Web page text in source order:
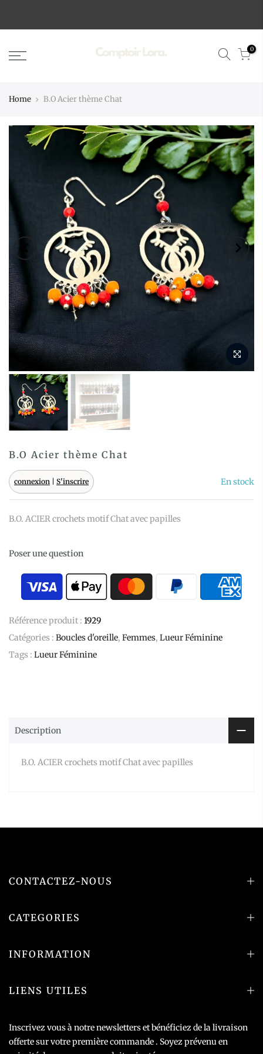
0
Home B.O Acier thème Chat
B.O Acier thème Chat
connexion | S'inscrire En stock
B.O. ACIER crochets motif Chat avec papilles
Poser une question
Référence produit : 1929
Catégories : Boucles d'oreille, Femmes, Lueur Féminine
Tags : Lueur Féminine
Description
B.O. ACIER crochets motif Chat avec papilles
CONTACTEZ-NOUS
CATEGORIES
INFORMATION
LIENS UTILES
Inscrivez vous à notre newsletters et bénéficiez de la livraison
offerte sur votre première commande . Soyez prévenu en